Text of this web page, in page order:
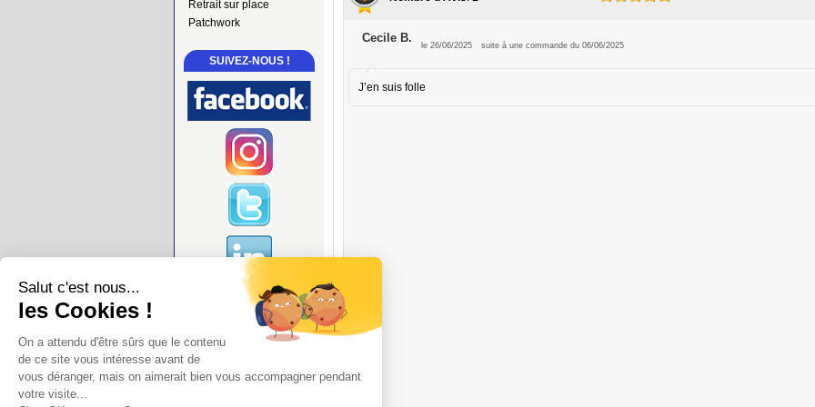
Retrait sur place
Patchwork
SUIVEZ-NOUS !
Cecile B.
le 26/06/2025 suite à une commande du 06/06/2025
J’en suis folle
Salut c'est nous...
les Cookies !
On a attendu d'être sûrs que le contenu
de ce site vous intéresse avant de
vous déranger, mais on aimerait bien vous accompagner pendant
votre visite...